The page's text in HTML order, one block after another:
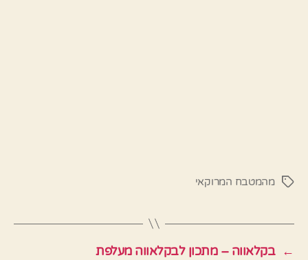
תגיותמהמטבח המרוקאי
← בקלאווה – מתכון לבקלאווה מעלפת